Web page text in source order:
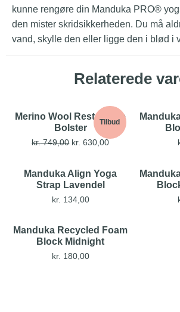
kunne rengøre din Manduka PRO®
den mister skridsikkerheden. Du må
vand, skylle den eller ligge den i blød i
Relaterede
Tilbud
Merino Wool Restorative
Bolster
kr.749,00 kr. 630,00
Manduka Align Yoga
Strap Lavendel
kr. 134,00
Manduka Recycled Foam
Block Midnight
kr. 180,00